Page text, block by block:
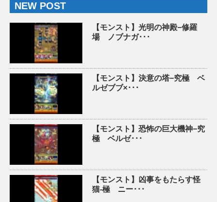
NEW POST
【モンスト】光明の神殿−修羅
場 ノブナガ･･･
【モンスト】決意の塔−究極 ベ
ルゼブブ×･･･
【モンスト】恐怖の巨大機神−究
極 ベルゼ･･･
【モンスト】凶事をもたらす怪
猫-極 ニー･･･